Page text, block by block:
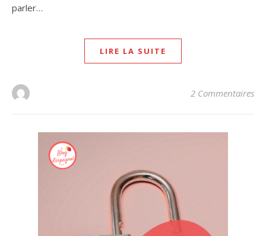
parler…
LIRE LA SUITE
2 Commentaires